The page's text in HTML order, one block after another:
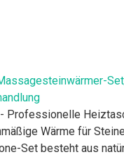
Wärme für
Set besteht aus